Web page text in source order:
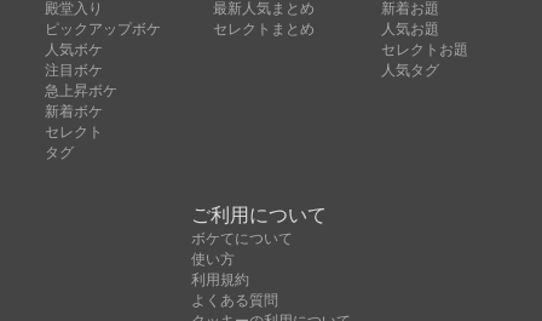
殿堂入り
ピックアップボケ
人気ボケ
注目ボケ
急上昇ボケ
新着ボケ
セレクト
タグ
最新人気まとめ
セレクトまとめ
新着お題
人気お題
セレクトお題
人気タグ
ご利用について
ボケてについて
使い方
利用規約
よくある質問